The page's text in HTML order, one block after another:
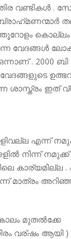
വണ്ടികൾ .
കൊല്ലം
വേദങ്ങൾ
. 2000 ബി
ശാസ്ത്രം ഇത്
എന്ന്
നിന്ന്
കാര്യമില്ല
മാത്രം
മുതൽക്കേ
വര്ഷം